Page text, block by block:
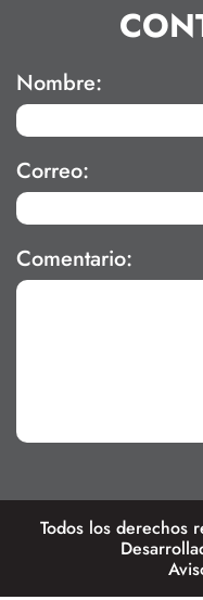
Nombre:
Correo:
Comentario:
Todos los derechos